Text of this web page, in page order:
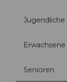
Jugendliche
Erwachsene
Senioren